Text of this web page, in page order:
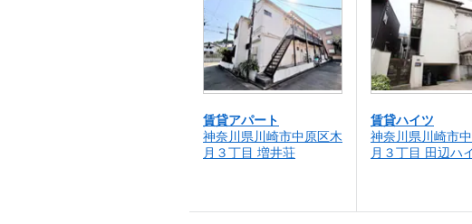
賃貸アパート
神奈川県川崎市中原区木
月３丁目 増井荘
賃貸ハイツ
神奈川県川崎市
月３丁目 田辺ハ